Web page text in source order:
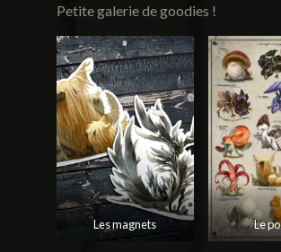
Petite galerie de goodies !
Les magnets Le